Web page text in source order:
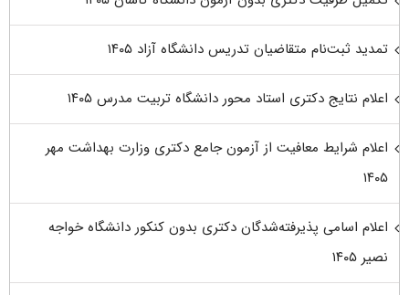
تمدید ثبت‌نام متقاضیان تدریس دانشگاه آزاد ۱۴۰۵
اعلام نتایج دکتری استاد محور دانشگاه تربیت مدرس ۱۴۰۵
اعلام شرایط معافیت از آزمون جامع دکتری وزارت بهداشت مهر
۱۴۰۵
اعلام اسامی پذیرفته‌شدگان دکتری بدون کنکور دانشگاه خواجه
نصیر ۱۴۰۵